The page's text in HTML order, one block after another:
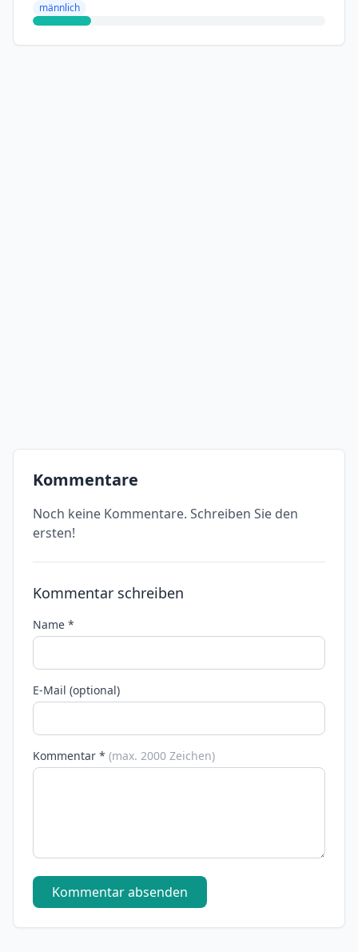
männlich
Kommentare
Noch keine Kommentare. Schreiben Sie den
ersten!
Kommentar schreiben
Name *
E-Mail (optional)
Kommentar * (max. 2000 Zeichen)
Kommentar absenden